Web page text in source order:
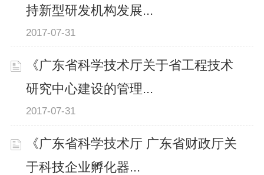
持新型研发机构发展...
2017-07-31
《广东省科学技术厅关于省工程技术
研究中心建设的管理...
2017-07-31
《广东省科学技术厅 广东省财政厅关
于科技企业孵化器...